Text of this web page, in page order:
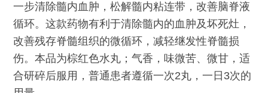
一步清除髓内血肿，松解髓内粘连带，改善脑脊液
循环。这款药物有利于清除髓内的血肿及坏死灶，
改善残存脊髓组织的微循环，减轻继发性脊髓损
伤。本品为棕红色水丸；气香，味微苦、微甘，适
合研碎后服用，普通患者遵循一次2丸，一日3次的